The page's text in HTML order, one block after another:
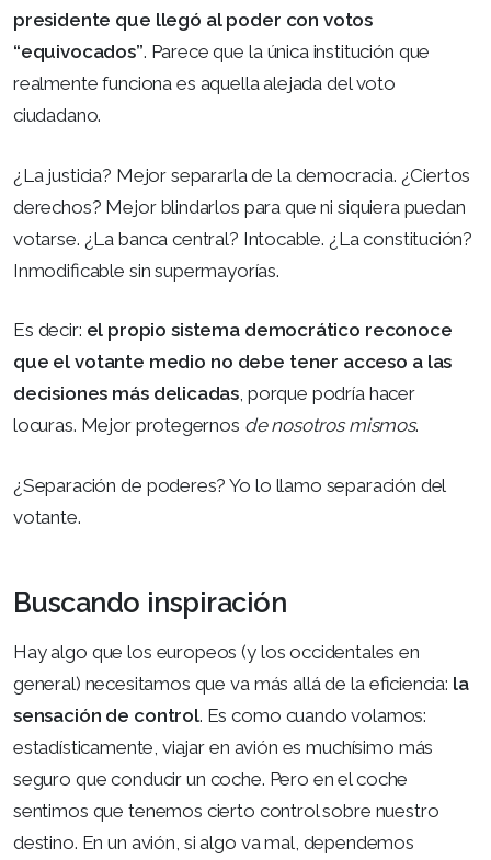
presidente que llegó al poder con votos
“equivocados”. Parece que la única institución que
realmente funciona es aquella alejada del voto
ciudadano.
¿La justicia? Mejor separarla de la democracia. ¿Ciertos
derechos? Mejor blindarlos para que ni siquiera puedan
votarse. ¿La banca central? Intocable. ¿La constitución?
Inmodificable sin supermayorías.
Es decir: el propio sistema democrático reconoce
que el votante medio no debe tener acceso a las
decisiones más delicadas, porque podría hacer
locuras. Mejor protegernos de nosotros mismos.
¿Separación de poderes? Yo lo llamo separación del
votante.
Buscando inspiración
Hay algo que los europeos (y los occidentales en
general) necesitamos que va más allá de la eficiencia: la
sensación de control. Es como cuando volamos:
estadísticamente, viajar en avión es muchísimo más
seguro que conducir un coche. Pero en el coche
sentimos que tenemos cierto control sobre nuestro
destino. En un avión, si algo va mal, dependemos